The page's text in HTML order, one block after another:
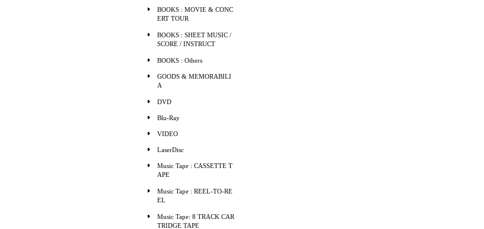
BOOKS : MOVIE & CONC
ERT TOUR
BOOKS : SHEET MUSIC /
SCORE / INSTRUCT
BOOKS : Others
GOODS & MEMORABILI
A
DVD
Blu-Ray
VIDEO
LaserDisc
Music Tape : CASSETTE T
APE
Music Tape : REEL-TO-RE
EL
Music Tape: 8 TRACK CAR
TRIDGE TAPE